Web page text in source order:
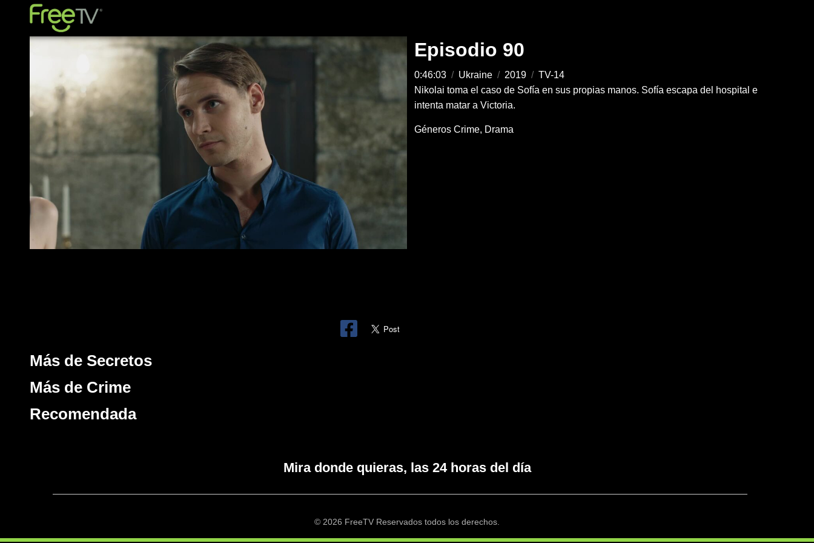
Episodio 90
0:46:03 / Ukraine / 2019 / TV-14
Nikolai toma el caso de Sofía en sus propias manos. Sofía escapa del hospital e
intenta matar a Victoria.
Géneros Crime Drama
Más de Secretos
Más de Crime
Recomendada
Mira donde quieras, las 24 horas del día
© 2026 FreeTV Reservados todos los derechos.